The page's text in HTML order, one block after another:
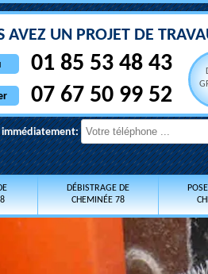
AVEZ UN PROJET DE
01 85 53 48 43
07 67 50 99 52
immédiatement:
DÉBISTRAGE DE
CHEMINÉE 78